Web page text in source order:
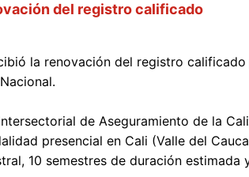
del registro calificado
la renovación del registro
de Aseguramiento de la
presencial en Cali (Valle del
10 semestres de duración estimada